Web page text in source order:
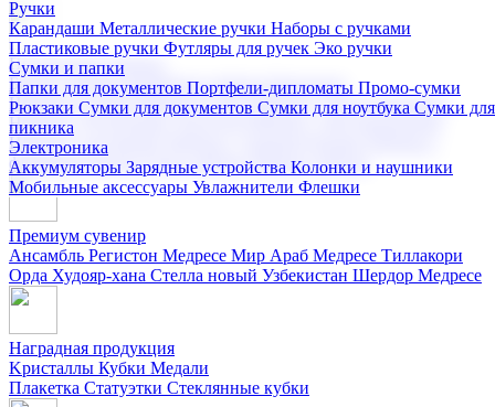
Ручки
Карандаши Металлические ручки Наборы с ручками
Пластиковые ручки Футляры для ручек Эко ручки
Сумки и папки
Папки для документов Портфели-дипломаты Промо-сумки
Рюкзаки Сумки для документов Сумки для ноутбука Сумки для
пикника
Электроника
Аккумуляторы Зарядные устройства Колонки и наушники
Мобильные аксессуары Увлажнители Флешки
Подарочные наборы
Бизнес наборыКофейные наборы Кошельки
Наборы из кожиНаборы ручекНаборы с аккумуляторами
Наборы с бутылками для воды
Наборы с ежедневниками
Наборы с кружками
флешкамиНовогодние наборыЧайные наборы
Премиум сувенир
Ансамбль Регистон Медресе Мир Араб Медресе Тиллакори
Орда Худояр-хана Стелла новый Узбекистан Шердор Медресе
Наградная продукция
Kристаллы Кубки Медали
Плакетка Статуэтки Стеклянные кубки